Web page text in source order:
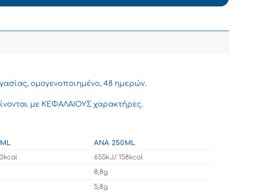
ομογενοποιημένο, 48 ημερών.
με ΚΕΦΑΛΑΙΟΥΣ χαρακτήρες.
ΑΝΆ 250ML
655kJ/ 158kcal
8,8g
5,8g